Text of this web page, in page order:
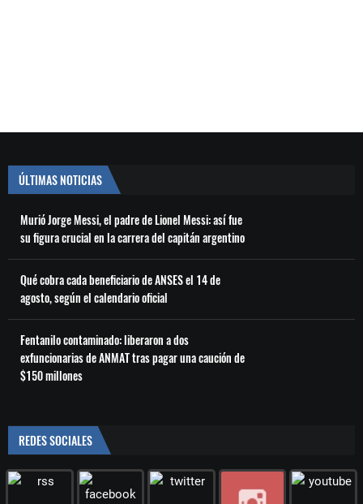
ÚLTIMAS NOTICIAS
Murió Jorge Messi, el padre de Lionel Messi: así fue
su figura crucial en la carrera del capitán argentino
Qué cobra cada beneficiario de ANSES el 14 de
agosto, según el calendario oficial
Fentanilo contaminado: liberaron a dos
exfuncionarias de ANMAT tras pagar una caución de
$150 millones
REDES SOCIALES